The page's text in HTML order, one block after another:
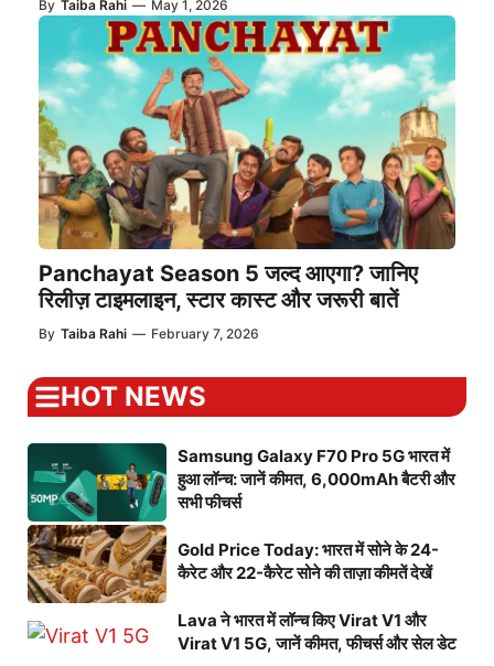
By Taiba Rahi — May 1, 2026
Panchayat Season 5 जल्द आएगा? जानिए
रिलीज़ टाइमलाइन, स्टार कास्ट और जरूरी बातें
By Taiba Rahi — February 7, 2026
HOT NEWS
Samsung Galaxy F70 Pro 5G भारत में
हुआ लॉन्च: जानें कीमत, 6,000mAh बैटरी और
सभी फीचर्स
Gold Price Today: भारत में सोने के 24-
कैरेट और 22-कैरेट सोने की ताज़ा कीमतें देखें
Lava ने भारत में लॉन्च किए Virat V1 और
Virat V1 5G, जानें कीमत, फीचर्स और सेल डेट